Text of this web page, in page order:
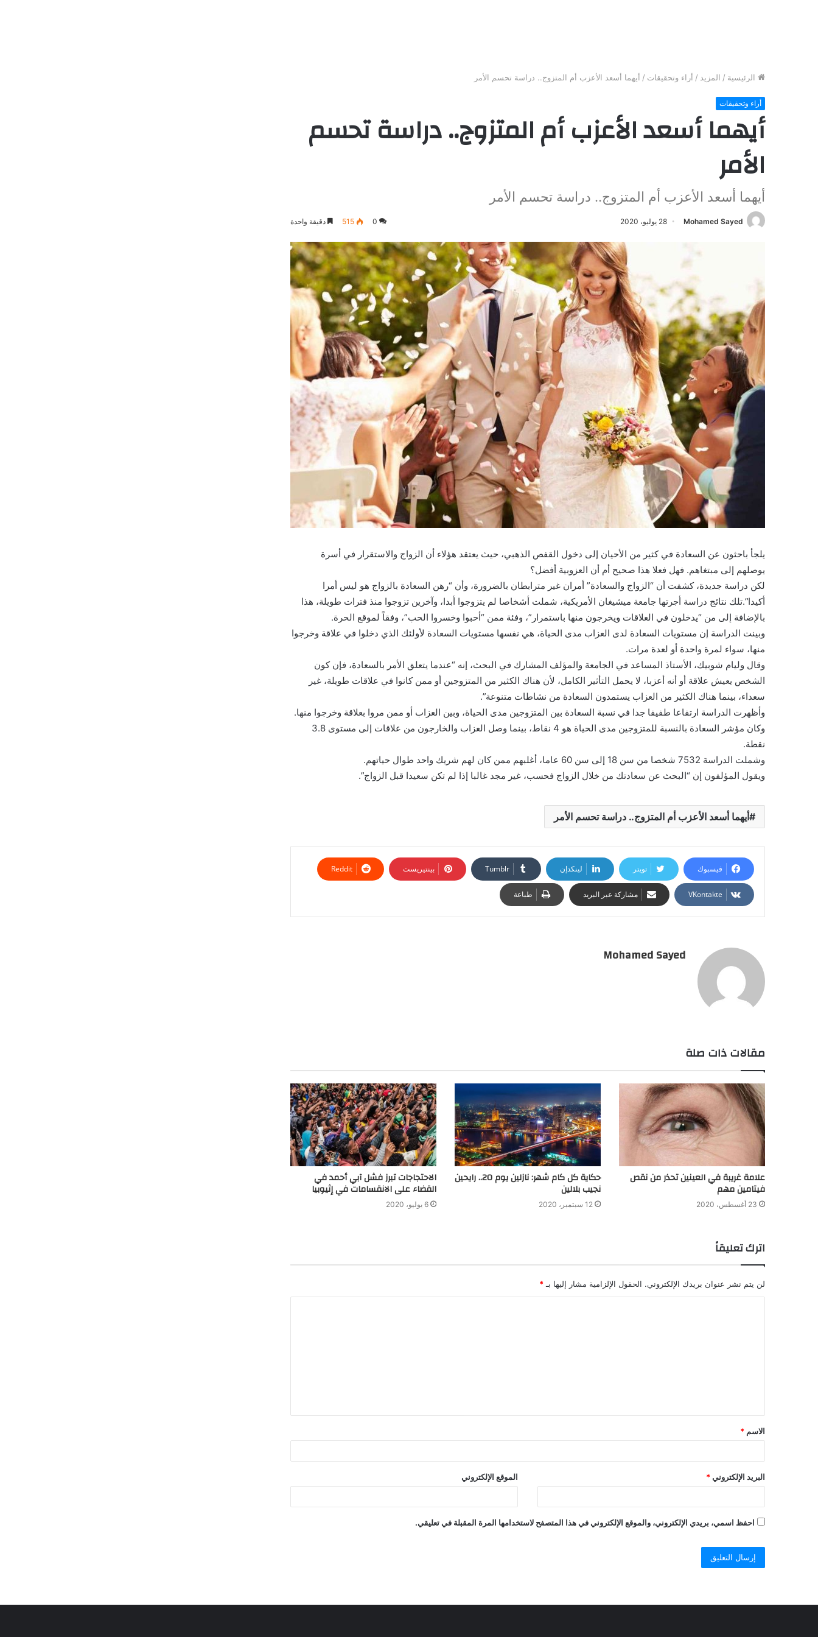
الرئيسية / المزيد / أراء وتحقيقات / أيهما أسعد الأعزب أم المتزوج.. دراسة تحسم الأمر
أراء وتحقيقات
أيهما أسعد الأعزب أم المتزوج.. دراسة تحسم
الأمر
أيهما أسعد الأعزب أم المتزوج.. دراسة تحسم الأمر
Mohamed Sayed 28 يوليو، 2020 0
515 دقيقة واحدة
يلجأ باحثون عن السعادة في كثير من الأحيان إلى دخول القفص الذهبي، حيث يعتقد هؤلاء أن الزواج والاستقرار في أسرة
يوصلهم إلى مبتغاهم. فهل فعلا هذا صحيح أم أن العزوبية أفضل؟
لكن دراسة جديدة، كشفت أن “الزواج والسعادة” أمران غير مترابطان بالضرورة، وأن “رهن السعادة بالزواج هو ليس أمرا
أكيدا”.تلك نتائج دراسة أجرتها جامعة ميشيغان الأمريكية، شملت أشخاصا لم يتزوجوا أبدا، وآخرين تزوجوا منذ فترات طويلة، هذا
بالإضافة إلى من “يدخلون في العلاقات ويخرجون منها باستمرار”، وفئة ممن “أحبوا وخسروا الحب”، وفقاً لموقع الحرة.
وبينت الدراسة إن مستويات السعادة لدى العزاب مدى الحياة، هي نفسها مستويات السعادة لأولئك الذي دخلوا في علاقة وخرجوا
منها، سواء لمرة واحدة أو لعدة مرات.
وقال وليام شوبيك، الأستاذ المساعد في الجامعة والمؤلف المشارك في البحث، إنه “عندما يتعلق الأمر بالسعادة، فإن كون
الشخص يعيش علاقة أو أنه أعزبا، لا يحمل التأثير الكامل، لأن هناك الكثير من المتزوجين أو ممن كانوا في علاقات طويلة، غير
سعداء، بينما هناك الكثير من العزاب يستمدون السعادة من نشاطات متنوعة”.
وأظهرت الدراسة ارتفاعا طفيفا جدا في نسبة السعادة بين المتزوجين مدى الحياة، وبين العزاب أو ممن مروا بعلاقة وخرجوا منها.
وكان مؤشر السعادة بالنسبة للمتزوجين مدى الحياة هو 4 نقاط، بينما وصل العزاب والخارجون من علاقات إلى مستوى 3.8
نقطة.
وشملت الدراسة 7532 شخصا من سن 18 إلى سن 60 عاما، أغلبهم ممن كان لهم شريك واحد طوال حياتهم.
ويقول المؤلفون إن “البحث عن سعادتك من خلال الزواج فحسب، غير مجد غالبا إذا لم تكن سعيدا قبل الزواج”.
أيهما أسعد الأعزب أم المتزوج.. دراسة تحسم الأمر
فيسبوك تويتر لينكدإن بينتيريست
مشاركة عبر البريد طباعة
Mohamed Sayed
مقالات ذات صلة
علامة غريبة في العينين تحذر من نقص
فيتامين مهم
23 أغسطس، 2020
حكاية كل كام شهر: نازلين يوم 20.. رايحين
نجيب بلالين
12 سبتمبر، 2020
الاحتجاجات تبرز فشل آبي أحمد في
القضاء على الانقسامات في إثيوبيا
6 يوليو، 2020
اترك تعليقاً
لن يتم نشر عنوان بريدك الإلكتروني. الحقول الإلزامية مشار إليها بـ *
الاسم *
البريد الإلكتروني * الموقع الإلكتروني
احفظ اسمي، بريدي الإلكتروني، والموقع الإلكتروني في هذا المتصفح لاستخدامها المرة المقبلة في تعليقي.